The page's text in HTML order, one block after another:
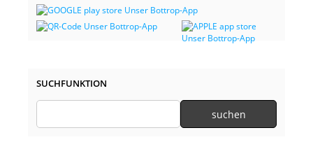
SUCHFUNKTION